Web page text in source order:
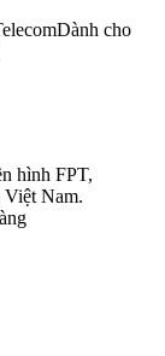
cho
hình FPT,
Việt Nam.